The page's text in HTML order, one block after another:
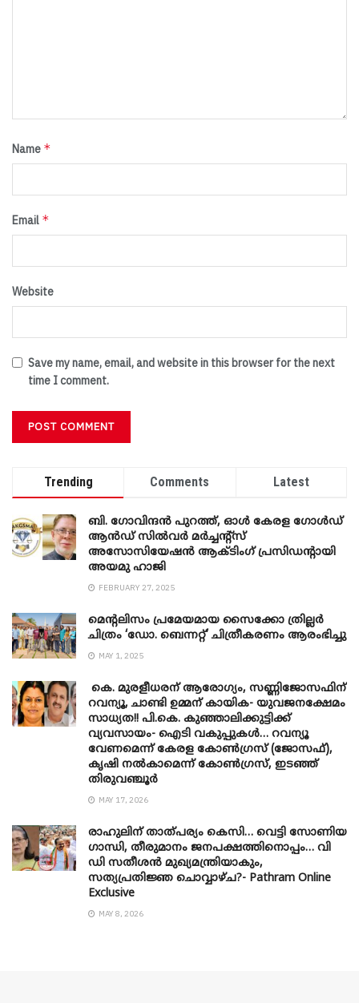
Name *
Email *
Website
Save my name, email, and website in this browser for the next
time I comment.
Trending Comments Latest
ബി. ​ഗോവിന്ദൻ പുറത്ത്, ഓൾ കേരള ഗോൾഡ്
ആൻഡ് സിൽവർ മർച്ചന്റ്സ്
അസോസിയേഷൻ ആക്ടിംഗ് പ്രസിഡന്റായി
അയമു ഹാജി
FEBRUARY 27, 2025
മെന്‍റലിസം പ്രമേയമായ സൈക്കോ ത്രില്ലർ
ചിത്രം ‘ഡോ. ബെന്നറ്റ്’ ചിത്രീകരണം ആരംഭിച്ചു
MAY 1, 2025
കെ. മുരളീധരന് ആരോഗ്യം, സണ്ണിജോസഫിന്
റവന്യൂ, ചാണ്ടി ഉമ്മന് കായിക- യുവജനക്ഷേമം
സാധ്യത!! പി.കെ. കുഞ്ഞാലിക്കുട്ടിക്ക്
വ്യവസായം- ഐടി വകുപ്പുകൾ… റവന്യൂ
വേണമെന്ന് കേരള കോൺഗ്രസ് (ജോസഫ്),
കൃഷി നൽകാമെന്ന് കോൺഗ്രസ്, ഇടഞ്ഞ്
തിരുവഞ്ചൂർ
MAY 17, 2026
രാഹുലിന് താത്പര്യം കെസി… വെട്ടി സോണിയ
​ഗാന്ധി, തീരുമാനം ജനപക്ഷത്തിനൊപ്പം… വി
ഡി സതീശൻ മുഖ്യമന്ത്രിയാകും,
സത്യപ്രതിജ്ഞ ചൊവ്വാഴ്ച?- Pathram Online
Exclusive
MAY 8, 2026